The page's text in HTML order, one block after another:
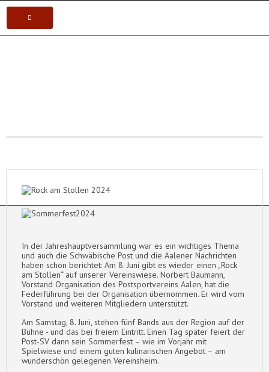
VOLLEYBALL
TISCHTENNIS
In der Jahreshauptversammlung war es ein wichtiges Thema
und auch die Schwäbische Post und die Aalener Nachrichten
haben schon berichtet: Am 8. Juni gibt es wieder einen „Rock
am Stollen“ auf unserer Vereinswiese. Norbert Baumann,
Vorstand Organisation des Postsportvereins Aalen, hat die
Federführung bei der Organisation übernommen. Er wird vom
Vorstand und weiteren Mitgliedern unterstützt.
Am Samstag, 8. Juni, stehen fünf Bands aus der Region auf der
Bühne - und das bei freiem Eintritt. Einen Tag später feiert der
Post-SV dann sein Sommerfest – wie im Vorjahr mit
Spielwiese und einem guten kulinarischen Angebot – am
wunderschön gelegenen Vereinsheim.